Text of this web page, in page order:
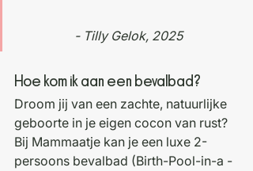
- Tilly Gelok, 2025
Hoe kom ik aan een bevalbad?
Droom jij van een zachte, natuurlijke
geboorte in je eigen cocon van rust?
Bij Mammaatje kan je een luxe 2-
persoons bevalbad (Birth-Pool-in-a -